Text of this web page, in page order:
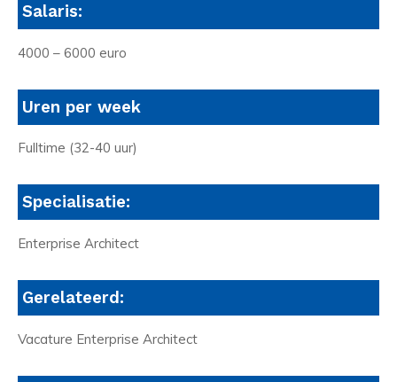
Salaris:
4000 – 6000 euro
Uren per week
Fulltime (32-40 uur)
Specialisatie:
Enterprise Architect
Gerelateerd:
Vacature Enterprise Architect